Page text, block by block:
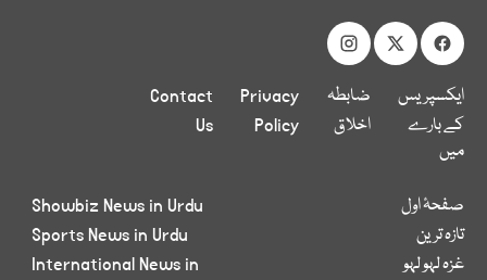
ایکسپریس
کے بارے
میں
ضابطہ
اخلاق
Privacy
Policy
Contact
Us
صفحۂ اول
تازہ ترین
غزہ لہو لہو
Showbiz News in Urdu
Sports News in Urdu
International News in